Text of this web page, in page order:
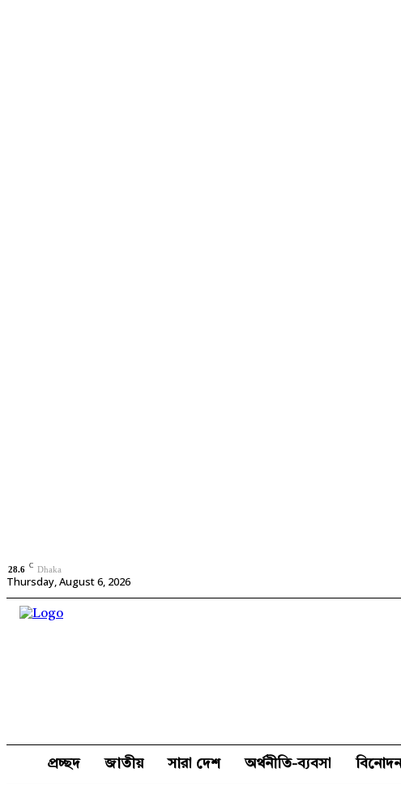
28.6 C Dhaka
Thursday, August 6, 2026
প্রচ্ছদ জাতীয় সারা দেশ অর্থনীতি-ব্যবসা বিনোদন